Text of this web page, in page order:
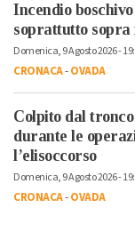
Incendio
soprattutto
Domenica, 9 Agosto 2026 -
CRONACA-OVADA
Colpito dal
durante le
l’elisoccorso
Domenica, 9 Agosto 2026 -
CRONACA-OVADA